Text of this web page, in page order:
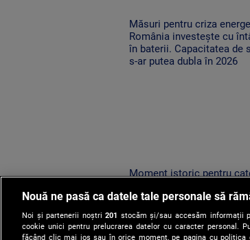
Măsuri pentru criza
România investește cu
în baterii. Capacitatea de
s-ar putea dubla în 2026
Moment istoric pentru
Francisc din Assisi a
Nouă ne pasă ca datele tale personale să
Noi și partenerii noștri201 stocăm și/sau accesăm informații
cookie unici pentru prelucrarea datelor cu caracter personal.
făcând clic mai jos sau în orice moment, pe pagina cu politica